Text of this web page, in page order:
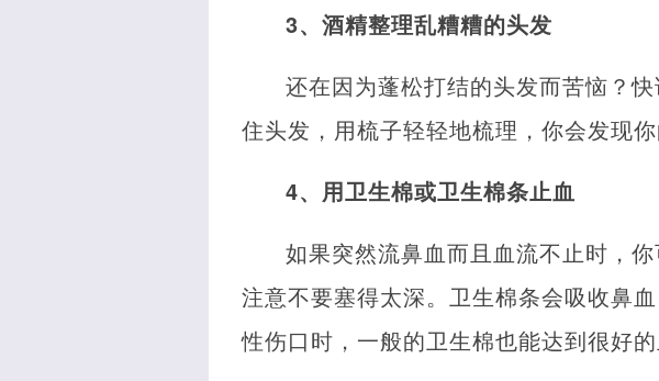
3、酒精整理乱糟糟的头发
还在因为蓬松打结的头发而苦恼？
住头发，用梳子轻轻地梳理，你会发现你
4、用卫生棉或卫生棉条止血
如果突然流鼻血而且血流不止时，
注意不要塞得太深。卫生棉条会吸收鼻
性伤口时，一般的卫生棉也能达到很好的